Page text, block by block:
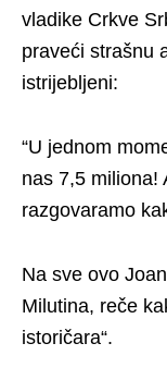
vladike Crkve
praveći strašnu
istrijebljeni:
“U jednom
nas 7,5 miliona!
razgovaramo
Na sve ovo
Milutina, reče
istoričara“.